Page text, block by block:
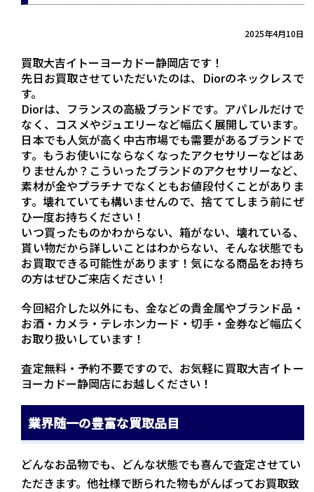
2025年4月10日
買取大吉イトーヨーカドー静岡店です！
先日お買取させていただいたのは、Diorのネックレスで
す。
Diorは、フランスの高級ブランドです。アパレルだけで
なく、コスメやジュエリーなど幅広く展開しています。
日本でも人気が高く中古市場でも需要があるブランドで
す。もうお使いにならなくなったアクセサリーなどはあ
りませんか？こういったブランドのアクセサリーなど、
素材が金やプラチナでなくともお値段付くことがありま
す。壊れていても構いませんので、捨ててしまう前にぜ
ひ一度お持ちください！
いつ買ったものかわからない、箱がない、壊れている、
貰い物だから詳しいことはわからない、そんな状態でも
お買取できる可能性があります！気になる商品をお持ち
の方はぜひご来店ください！
今回紹介した以外にも、金などの貴金属やブランド品・
お酒・カメラ・テレホンカード・切手・金券など幅広く
お取り扱いしています！
査定無料・予約不要ですので、お気軽に買取大吉イトー
ヨーカドー静岡店にお越しください！
業界随一の豊富な買取品目
どんなお品物でも、どんな状態でも喜んで査定させてい
ただきます。他社様で断られた物もがんばってお買取致